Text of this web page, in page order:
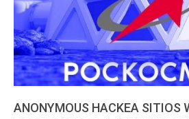
ANONYMOUS HACKEA SITIOS